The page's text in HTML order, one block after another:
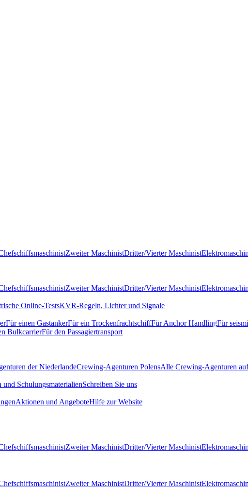
Zweiter MaschinistDritter/Vierter Maschinist
Zweiter MaschinistDritter/Vierter Maschinist
Online-TestsKVR-Regeln, Lichter und Signale
Für einen GastankerFür ein TrockenfrachtschiffFür Anchor HandlingFür
BulkcarrierFür den Passagiertransport
der NiederlandeCrewing-Agenturen PolensAlle Crewing-Agenturen
und SchulungsmaterialienSchreiben Sie uns
Aktionen und AngeboteHilfe zur Website
Zweiter MaschinistDritter/Vierter Maschinist
Zweiter MaschinistDritter/Vierter Maschinist